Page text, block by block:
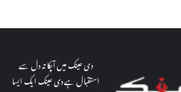
دی عینک میں آپکا تہ دل سے
استقبال ہے دی عینک ایک ایسا